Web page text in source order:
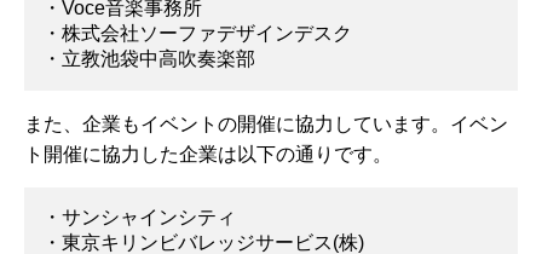
・Voce音楽事務所
・株式会社ソーファデザインデスク
・立教池袋中高吹奏楽部
また、企業もイベントの開催に協力しています。イベン
ト開催に協力した企業は以下の通りです。
・サンシャインシティ
・東京キリンビバレッジサービス(株)